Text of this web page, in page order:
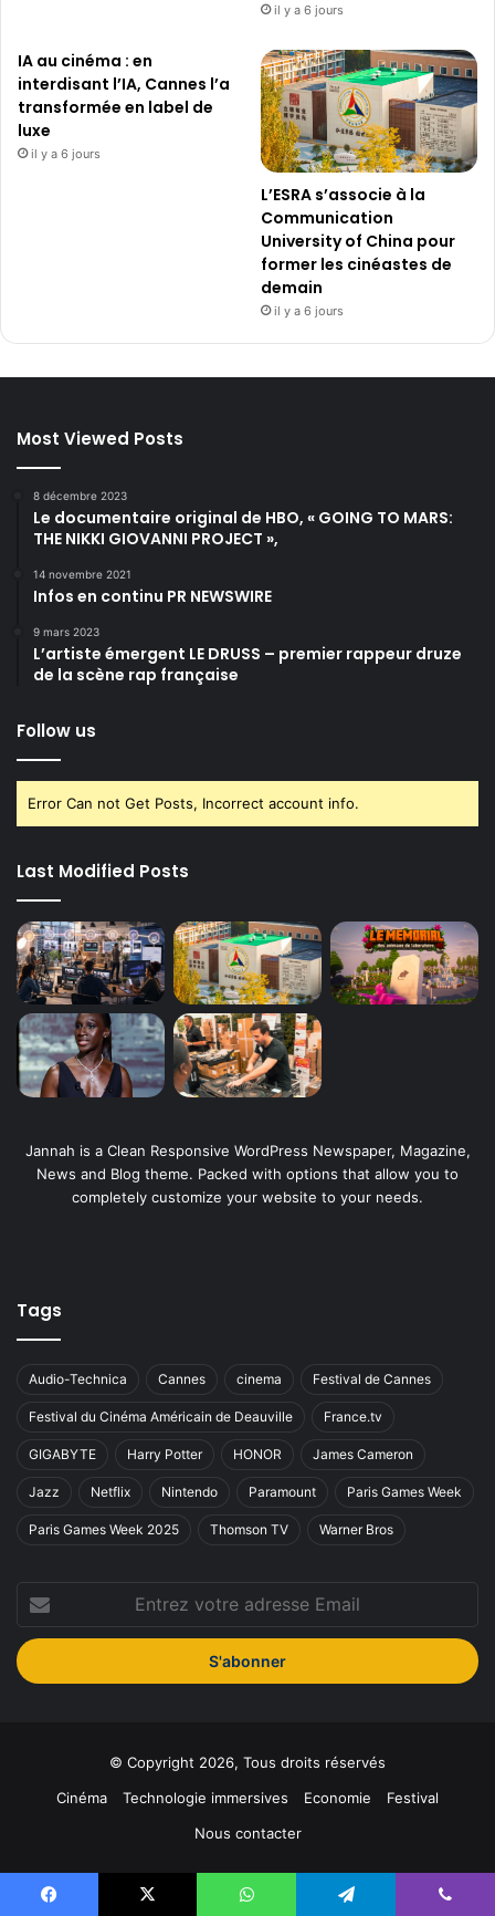
il y a 6 jours
IA au cinéma : en
interdisant l’IA, Cannes l’a
transformée en label de
luxe
il y a 6 jours
L’ESRA s’associe à la
Communication
University of China pour
former les cinéastes de
demain
il y a 6 jours
Most Viewed Posts
8 décembre 2023
Le documentaire original de HBO, « GOING TO MARS:
THE NIKKI GIOVANNI PROJECT »,
14 novembre 2021
Infos en continu PR NEWSWIRE
9 mars 2023
L’artiste émergent LE DRUSS – premier rappeur druze
de la scène rap française
Follow us
Error Can not Get Posts, Incorrect account info.
Last Modified Posts
Jannah is a Clean Responsive WordPress Newspaper, Magazine,
News and Blog theme. Packed with options that allow you to
completely customize your website to your needs.
Tags
Audio-Technica Cannes cinema Festival de Cannes
Festival du Cinéma Américain de Deauville France.tv
GIGABYTE Harry Potter HONOR James Cameron
Jazz Netflix Nintendo Paramount Paris Games Week
Paris Games Week 2025 Thomson TV Warner Bros
votre
adresse
Email
© Copyright 2026, Tous droits réservés
Cinéma
Technologie immersives Economie
Festival
Nous contacter